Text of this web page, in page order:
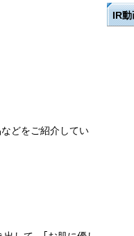
どをご紹介してい
IR動